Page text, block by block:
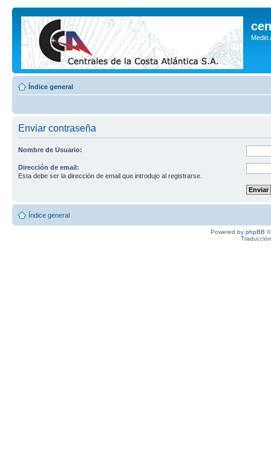
Medio
Índice general
Enviar contraseña
Nombre de Usuario:
Dirección de email:
Esta debe ser la dirección de email que introdujo al registrarse.
Índice general
Powered by phpBB